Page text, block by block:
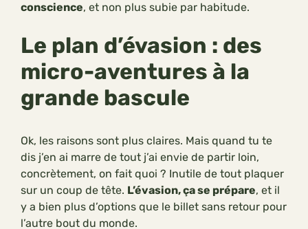
conscience, et non plus subie par habitude.
Le plan d’évasion : des
micro-aventures à la
grande bascule
Ok, les raisons sont plus claires. Mais quand tu te
dis j’en ai marre de tout j’ai envie de partir loin,
concrètement, on fait quoi ? Inutile de tout plaquer
sur un coup de tête. L’évasion, ça se prépare, et il
y a bien plus d’options que le billet sans retour pour
l’autre bout du monde.